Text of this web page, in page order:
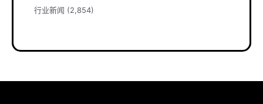
行业新闻 (2,854)